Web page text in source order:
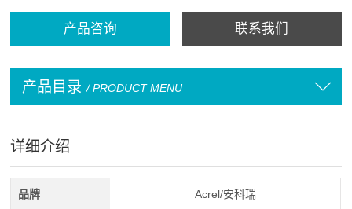
产品咨询 联系我们
产品目录 / PRODUCT MENU
详细介绍
品牌 Acrel/安科瑞